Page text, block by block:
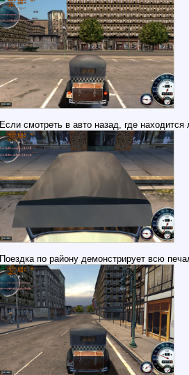
Если смотреть в авто назад, где
Поездка по району демонстрирует всю